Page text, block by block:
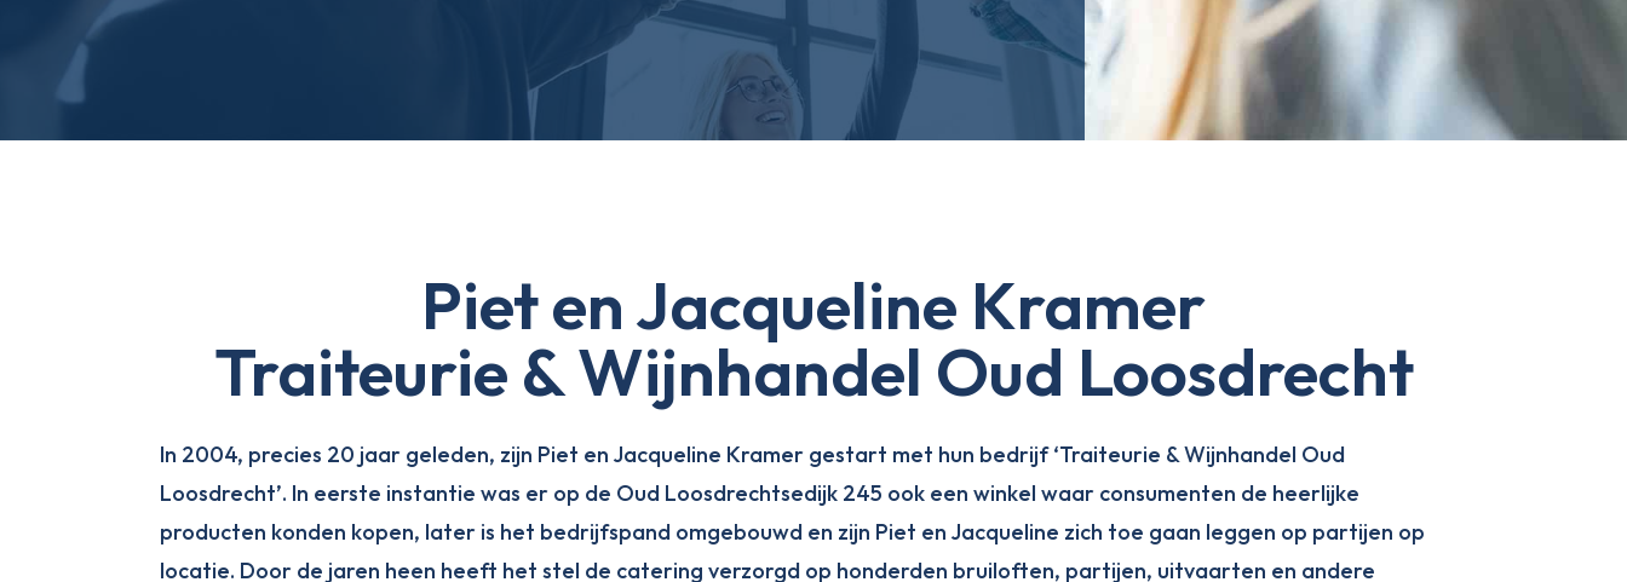
Piet en Jacqueline Kramer
Traiteurie & Wijnhandel Oud Loosdrecht
In 2004, precies 20 jaar geleden, zijn Piet en Jacqueline Kramer gestart met hun bedrijf ‘Traiteurie & Wijnhandel Oud
Loosdrecht’. In eerste instantie was er op de Oud Loosdrechtsedijk 245 ook een winkel waar consumenten de heerlijke
producten konden kopen, later is het bedrijfspand omgebouwd en zijn Piet en Jacqueline zich toe gaan leggen op partijen op
locatie. Door de jaren heen heeft het stel de catering verzorgd op honderden bruiloften, partijen, uitvaarten en andere